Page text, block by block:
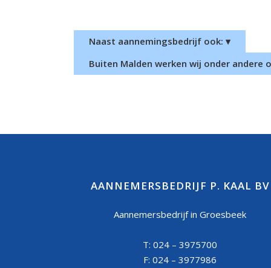
Naast aannemingsbedrijf ook: ▾
Buiten Malden werken wij onder andere
AANNEMERSBEDRIJF P. KAAL BV
Aannemersbedrijf in Groesbeek
T: 024 – 3975700
F: 024 – 3977986